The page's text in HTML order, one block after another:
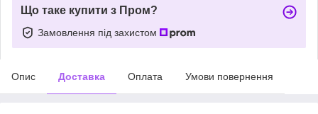
Що таке купити з Пром?
Замовлення під захистом
Опис Доставка Оплата Умови повернення